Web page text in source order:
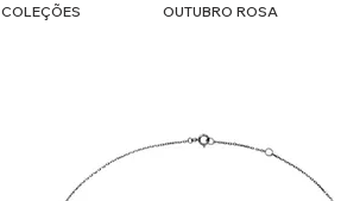
COLEÇÕES OUTUBRO ROSA